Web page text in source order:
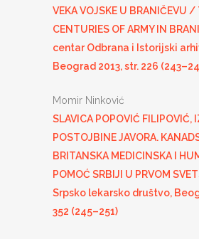
VEKA VOJSKE U BRANIČEVU
CENTURIES OF ARMY IN
centar Odbrana i Istorijski
Beograd 2013, str. 226
Momir Ninković
SLAVICA POPOVIĆ FILIPOVIĆ,
POSTOJBINE JAVORA.
BRITANSKA MEDICINSKA I
POMOĆ SRBIJI U PRVOM
Srpsko lekarsko društvo,
352 (245–251)